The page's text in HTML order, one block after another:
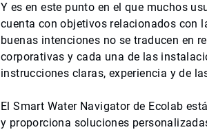
Y es en este punto en el que muchos
cuenta con objetivos relacionados con
buenas intenciones no se traducen en
corporativas y cada una de las
instrucciones claras, experiencia y de
El Smart Water Navigator de Ecolab
y proporciona soluciones